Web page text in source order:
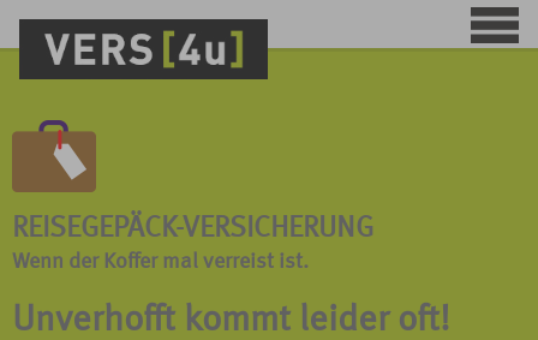
REISEGEPÄCK-VERSICHERUNG
Wenn der Koffer mal verreist ist.
Unverhofft kommt leider oft!